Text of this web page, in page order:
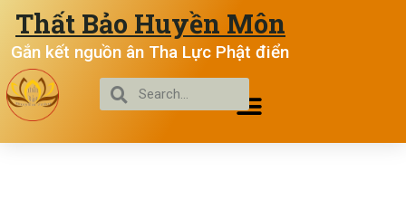
Thất Bảo Huyền Môn
Gắn kết nguồn ân Tha Lực Phật điển